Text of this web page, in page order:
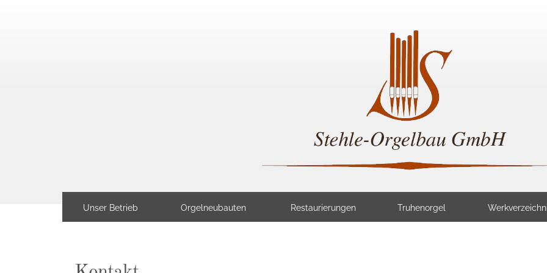
Unser Betrieb Orgelneubauten Restaurierungen Truhenorgel